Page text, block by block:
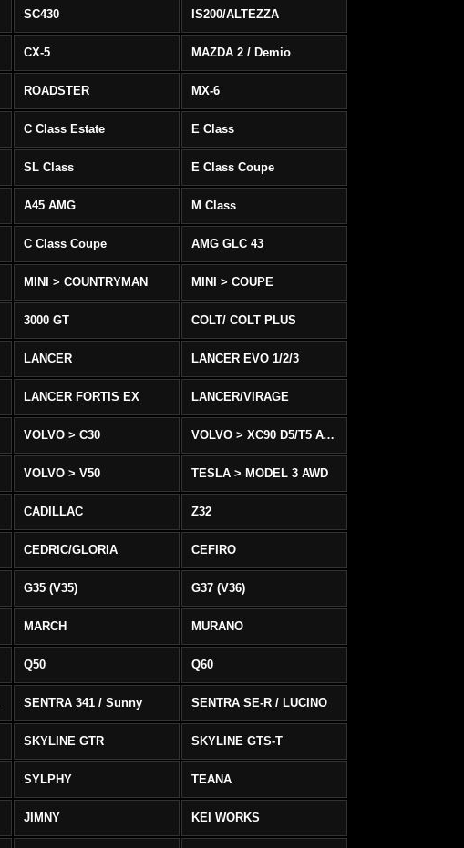
SC430 IS200/ALTEZZA
CX-5 MAZDA 2 / Demio
ROADSTER MX-6
C Class Estate E Class
SL Class E Class Coupe
A45 AMG M Class
C Class Coupe AMG GLC 43
MINI > COUNTRYMAN MINI > COUPE
3000 GT COLT/ COLT PLUS
LANCER LANCER EVO 1/2/3
LANCER FORTIS EX LANCER/VIRAGE
VOLVO > C30 VOLVO > XC90 D5/T5 AWD
VOLVO > V50 TESLA > MODEL 3 AWD
CADILLAC Z32
CEDRIC/GLORIA CEFIRO
G35 (V35) G37 (V36)
MARCH MURANO
Q50 Q60
SENTRA 341 / Sunny SENTRA SE-R / LUCINO
SKYLINE GTR SKYLINE GTS-T
SYLPHY TEANA
JIMNY KEI WORKS